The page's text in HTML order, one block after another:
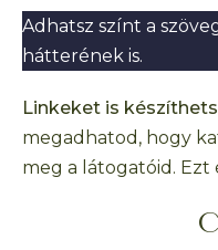
Adhatsz színt a
hátterének is.
Linkeket is
megadhatod, hogy
meg a látogatóid. Ezt